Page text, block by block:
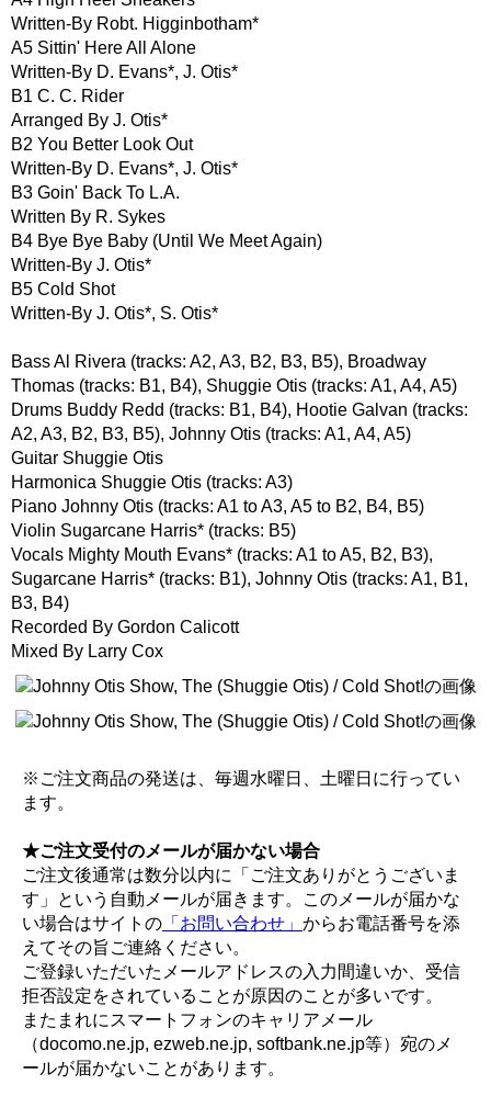
Written-By Robt. Higginbotham*
A5 Sittin' Here All Alone
Written-By D. Evans*, J. Otis*
B1 C. C. Rider
Arranged By J. Otis*
B2 You Better Look Out
Written-By D. Evans*, J. Otis*
B3 Goin' Back To L.A.
Written By R. Sykes
B4 Bye Bye Baby (Until We Meet Again)
Written-By J. Otis*
B5 Cold Shot
Written-By J. Otis*, S. Otis*
Bass Al Rivera (tracks: A2, A3, B2, B3, B5), Broadway
Thomas (tracks: B1, B4), Shuggie Otis (tracks: A1, A4, A5)
Drums Buddy Redd (tracks: B1, B4), Hootie Galvan (tracks:
A2, A3, B2, B3, B5), Johnny Otis (tracks: A1, A4, A5)
Guitar Shuggie Otis
Harmonica Shuggie Otis (tracks: A3)
Piano Johnny Otis (tracks: A1 to A3, A5 to B2, B4, B5)
Violin Sugarcane Harris* (tracks: B5)
Vocals Mighty Mouth Evans* (tracks: A1 to A5, B2, B3),
Sugarcane Harris* (tracks: B1), Johnny Otis (tracks: A1, B1,
B3, B4)
Recorded By Gordon Calicott
Mixed By Larry Cox
※ご注文商品の発送は、毎週水曜日、土曜日に行ってい
ます。
★ご注文受付のメールが届かない場合
ご注文後通常は数分以内に「ご注文ありがとうございま
す」という自動メールが届きます。このメールが届かな
い場合はサイトの 「お問い合わせ」 からお電話番号を添
えてその旨ご連絡ください。
ご登録いただいたメールアドレスの入力間違いか、受信
拒否設定をされていることが原因のことが多いです。
またまれにスマートフォンのキャリアメール
（docomo.ne.jp, ezweb.ne.jp, softbank.ne.jp等）宛のメ
ールが届かないことがあります。